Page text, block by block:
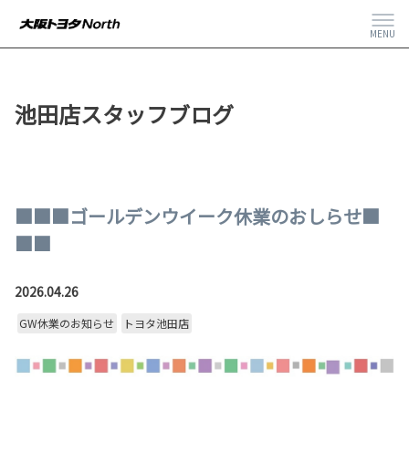
MENU
池田店スタッフブログ
■■■ゴールデンウイーク休業のおしらせ■
■■
2026.04.26
GW休業のお知らせ トヨタ池田店